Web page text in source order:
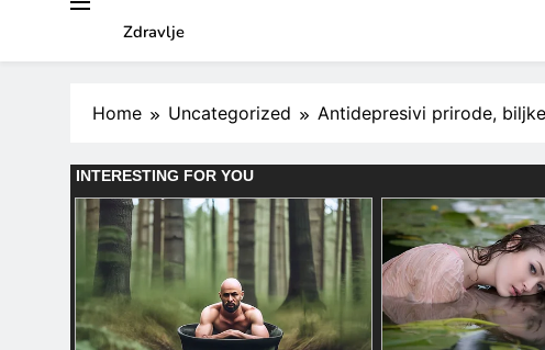
Zdravlje
Home Uncategorized Antidepresivi prirode,